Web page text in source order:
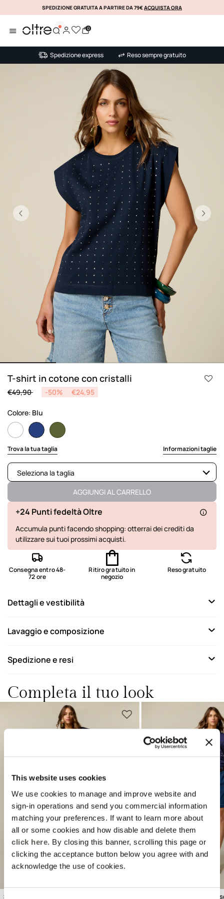
This website uses cookies
We use cookies to manage and improve website and
sign-in operations and send you commercial information
matching your preferences. If want to learn more about
all or some cookies and how disable and delete them
click here. By closing this banner, scrolling this page or
clicking the acceptance button below you agree with and
acknowledge the use of cookies.
KLARNA
SPEDIZIONE GRATUITA A PARTIRE DA 79€ACQUISTA ORA
0
Spedizione express Reso sempre gratuito
Precedente
T-shirt in cotone con cristalli
Price reduced from
€49,90to -50% €24,95
Colore: Blu
selected
Trova la tua taglia Informazioni taglie
Seleziona la taglia
Non disponibile Mostra articoli simili
Non disponibile Mostra articoli simili
Non disponibile Mostra articoli simili
Non disponibile Mostra articoli simili
AGGIUNGI AL CARRELLO
+24 Punti fedeltà Oltre
Accumula punti facendo shopping: otterrai dei crediti da
utilizzare sui tuoi prossimi acquisti.
Consegna entro 48-
72 ore
Ritiro gratuito in
negozio
Reso gratuito
Dettagli e vestibilità
Lavaggio e composizione
Spedizione e resi
Completa il tuo look
Shorts in denim con bottoni
Shorts in denim misto
Previous Next